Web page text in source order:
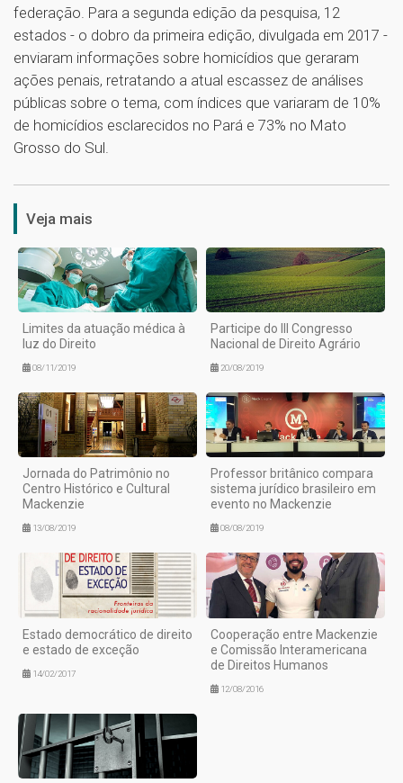
federação. Para a segunda edição da pesquisa, 12
estados - o dobro da primeira edição, divulgada em 2017 -
enviaram informações sobre homicídios que geraram
ações penais, retratando a atual escassez de análises
públicas sobre o tema, com índices que variaram de 10%
de homicídios esclarecidos no Pará e 73% no Mato
Grosso do Sul.
Veja mais
Limites da atuação médica à
luz do Direito
08/11/2019
Participe do III Congresso
Nacional de Direito Agrário
20/08/2019
Jornada do Patrimônio no
Centro Histórico e Cultural
Mackenzie
13/08/2019
Professor britânico compara
sistema jurídico brasileiro em
evento no Mackenzie
08/08/2019
Estado democrático de direito
e estado de exceção
14/02/2017
Cooperação entre Mackenzie
e Comissão Interamericana
de Direitos Humanos
12/08/2016